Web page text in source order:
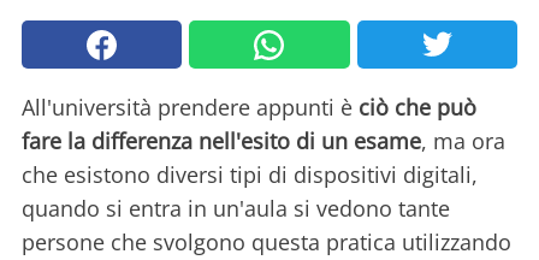
All'università prendere appunti è ciò che può
fare la differenza nell'esito di un esame, ma ora
che esistono diversi tipi di dispositivi digitali,
quando si entra in un'aula si vedono tante
persone che svolgono questa pratica utilizzando